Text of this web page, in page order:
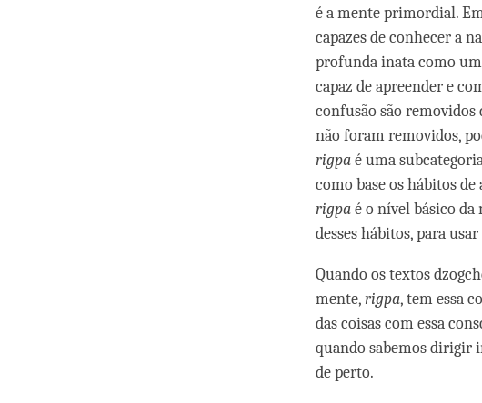
é a mente primordial.
capazes de conhecer a
profunda inata como
capaz de apreender e
confusão são removidos
não foram removidos,
rigpaé uma
como base os hábitos
rigpaé o nível básico
desses hábitos, para
Quando os textos
mente,rigpa, tem essa
das coisas com essa
quando sabemos dirigir
de perto.